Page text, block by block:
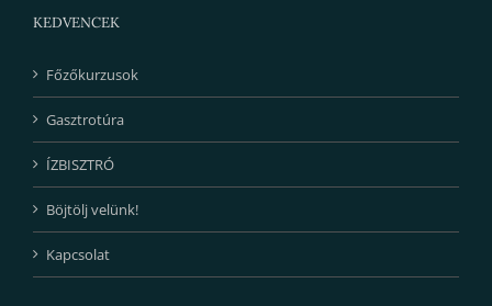
KEDVENCEK
Főzőkurzusok
Gasztrotúra
ÍZBISZTRÓ
Böjtölj velünk!
Kapcsolat